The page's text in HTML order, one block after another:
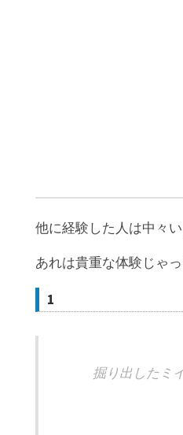
他に経験した人は中々
あれは貴重な体験じゃ
1
掘り出した